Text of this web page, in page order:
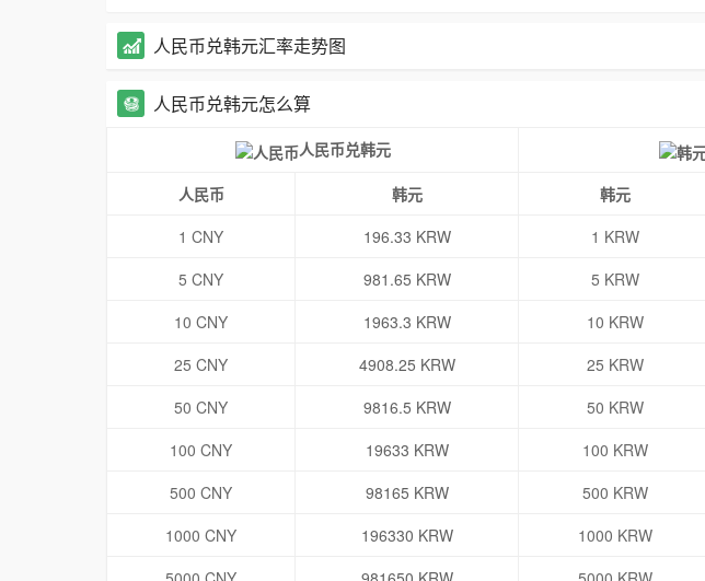
人民币兑韩元汇率走势图
人民币兑韩元怎么算
人民币兑韩元
人民币 韩元 韩元
1 CNY
196.33 KRW 1 KRW
5 CNY
981.65 KRW 5 KRW
10 CNY
1963.3 KRW 10 KRW
25 CNY
4908.25 KRW 25 KRW
50 CNY
9816.5 KRW 50 KRW
100 CNY
19633 KRW 100 KRW
500 CNY
98165 KRW 500 KRW
1000 CNY
196330 KRW 1000 KRW